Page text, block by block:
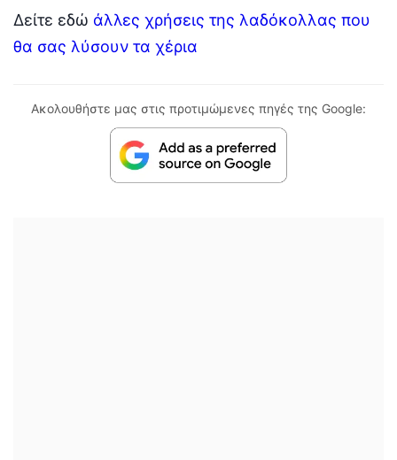
Δείτε εδώ άλλες χρήσεις της λαδόκολλας που
θα σας λύσουν τα χέρια
Ακολουθήστε μας στις προτιμώμενες πηγές της Google: